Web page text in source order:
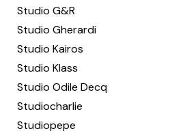
Studio G&R
Studio Gherardi
Studio Kairos
Studio Klass
Studio Odile Decq
Studiocharlie
Studiopepe